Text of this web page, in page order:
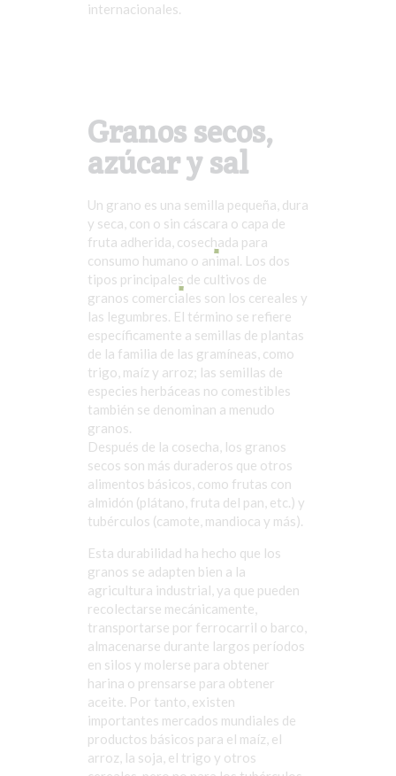
internacionales.
Granos secos,
azúcar y sal
Un grano es una semilla pequeña, dura
y seca, con o sin cáscara o capa de
fruta adherida, cosechada para
consumo humano o animal. Los dos
tipos principales de cultivos de
granos comerciales son los cereales y
las legumbres. El término se refiere
específicamente a semillas de plantas
de la familia de las gramíneas, como
trigo, maíz y arroz; las semillas de
especies herbáceas no comestibles
también se denominan a menudo
granos.
Después de la cosecha, los granos
secos son más duraderos que otros
alimentos básicos, como frutas con
almidón (plátano, fruta del pan, etc.) y
tubérculos (camote, mandioca y más).
Esta durabilidad ha hecho que los
granos se adapten bien a la
agricultura industrial, ya que pueden
recolectarse mecánicamente,
transportarse por ferrocarril o barco,
almacenarse durante largos períodos
en silos y molerse para obtener
harina o prensarse para obtener
aceite. Por tanto, existen
importantes mercados mundiales de
productos básicos para el maíz, el
arroz, la soja, el trigo y otros